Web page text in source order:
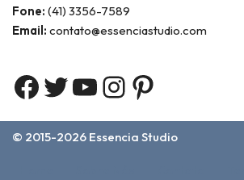
Fone: (41) 3356-7589
Email: contato@essenciastudio.com
© 2015-2026 Essencia Studio